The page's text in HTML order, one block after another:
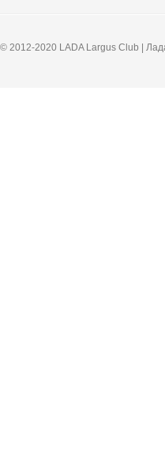
© 2012-2020 LADA Largus Club |